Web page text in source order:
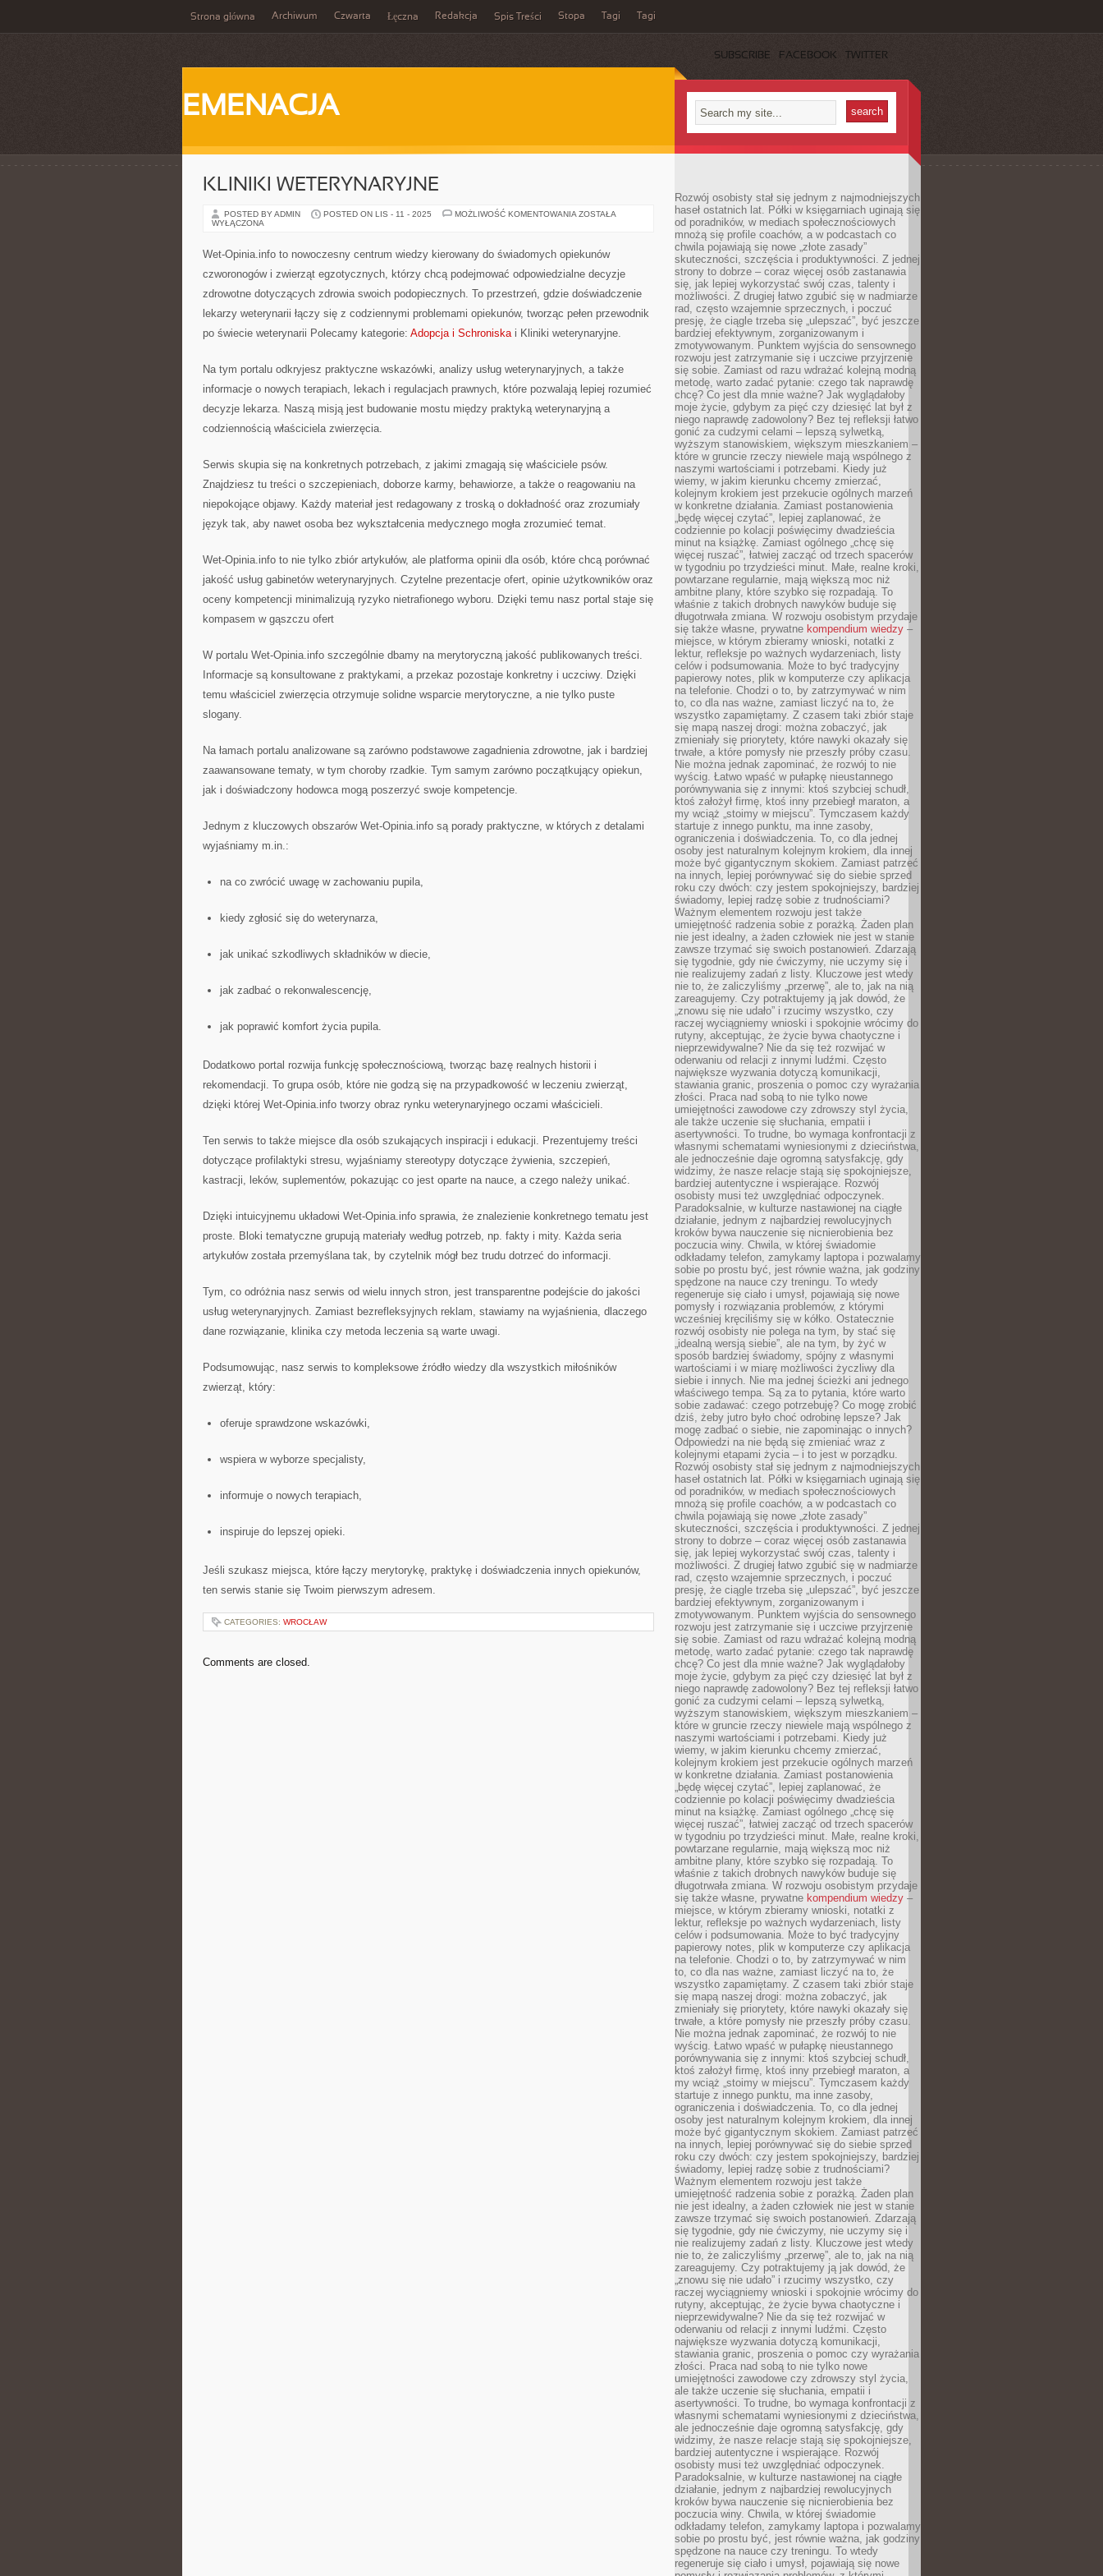
Strona główna Archiwum Czwarta Łęczna Redakcja Spis Treści Stopa Tagi Tagi
SUBSCRIBE FACEBOOK TWITTER
EMENACJA
KLINIKI WETERYNARYJNE
POSTED BY ADMIN POSTED ON LIS - 11 - 2025 MOŻLIWOŚĆ KOMENTOWANIA KLINIKI
ZOSTAŁA
WYŁĄCZONA
Wet-Opinia.info to nowoczesny centrum wiedzy kierowany do świadomych opiekunów
czworonogów i zwierząt egzotycznych, którzy chcą podejmować odpowiedzialne decyzje
zdrowotne dotyczących zdrowia swoich podopiecznych. To przestrzeń, gdzie doświadczenie
lekarzy weterynarii łączy się z codziennymi problemami opiekunów, tworząc pełen przewodnik
po świecie weterynarii Polecamy kategorie: Adopcja i Schroniskai Kliniki weterynaryjne.
Na tym portalu odkryjesz praktyczne wskazówki, analizy usług weterynaryjnych, a także
informacje o nowych terapiach, lekach i regulacjach prawnych, które pozwalają lepiej rozumieć
decyzje lekarza. Naszą misją jest budowanie mostu między praktyką weterynaryjną a
codziennością właściciela zwierzęcia.
Serwis skupia się na konkretnych potrzebach, z jakimi zmagają się właściciele psów.
Znajdziesz tu treści o szczepieniach, doborze karmy, behawiorze, a także o reagowaniu na
niepokojące objawy. Każdy materiał jest redagowany z troską o dokładność oraz zrozumiały
język tak, aby nawet osoba bez wykształcenia medycznego mogła zrozumieć temat.
Wet-Opinia.info to nie tylko zbiór artykułów, ale platforma opinii dla osób, które chcą porównać
jakość usług gabinetów weterynaryjnych. Czytelne prezentacje ofert, opinie użytkowników oraz
oceny kompetencji minimalizują ryzyko nietrafionego wyboru. Dzięki temu nasz portal staje się
kompasem w gąszczu ofert
W portalu Wet-Opinia.info szczególnie dbamy na merytoryczną jakość publikowanych treści.
Informacje są konsultowane z praktykami, a przekaz pozostaje konkretny i uczciwy. Dzięki
temu właściciel zwierzęcia otrzymuje solidne wsparcie merytoryczne, a nie tylko puste
slogany.
Na łamach portalu analizowane są zarówno podstawowe zagadnienia zdrowotne, jak i bardziej
zaawansowane tematy, w tym choroby rzadkie. Tym samym zarówno początkujący opiekun,
jak i doświadczony hodowca mogą poszerzyć swoje kompetencje.
Jednym z kluczowych obszarów Wet-Opinia.info są porady praktyczne, w których z detalami
wyjaśniamy m.in.:
na co zwrócić uwagę w zachowaniu pupila,
kiedy zgłosić się do weterynarza,
jak unikać szkodliwych składników w diecie,
jak zadbać o rekonwalescencję,
jak poprawić komfort życia pupila.
Dodatkowo portal rozwija funkcję społecznościową, tworząc bazę realnych historii i
rekomendacji. To grupa osób, które nie godzą się na przypadkowość w leczeniu zwierząt,
dzięki której Wet-Opinia.info tworzy obraz rynku weterynaryjnego oczami właścicieli.
Ten serwis to także miejsce dla osób szukających inspiracji i edukacji. Prezentujemy treści
dotyczące profilaktyki stresu, wyjaśniamy stereotypy dotyczące żywienia, szczepień,
kastracji, leków, suplementów, pokazując co jest oparte na nauce, a czego należy unikać.
Dzięki intuicyjnemu układowi Wet-Opinia.info sprawia, że znalezienie konkretnego tematu jest
proste. Bloki tematyczne grupują materiały według potrzeb, np. fakty i mity. Każda seria
artykułów została przemyślana tak, by czytelnik mógł bez trudu dotrzeć do informacji.
Tym, co odróżnia nasz serwis od wielu innych stron, jest transparentne podejście do jakości
usług weterynaryjnych. Zamiast bezrefleksyjnych reklam, stawiamy na wyjaśnienia, dlaczego
dane rozwiązanie, klinika czy metoda leczenia są warte uwagi.
Podsumowując, nasz serwis to kompleksowe źródło wiedzy dla wszystkich miłośników
zwierząt, który:
oferuje sprawdzone wskazówki,
wspiera w wyborze specjalisty,
informuje o nowych terapiach,
inspiruje do lepszej opieki.
Jeśli szukasz miejsca, które łączy merytorykę, praktykę i doświadczenia innych opiekunów,
ten serwis stanie się Twoim pierwszym adresem.
CATEGORIES: WROCŁAW
Comments are closed.
Rozwój osobisty stał się jednym z najmodniejszych
haseł ostatnich lat. Półki w księgarniach uginają się
od poradników, w mediach społecznościowych
mnożą się profile coachów, a w podcastach co
chwila pojawiają się nowe „złote zasady”
skuteczności, szczęścia i produktywności. Z jednej
strony to dobrze – coraz więcej osób zastanawia
się, jak lepiej wykorzystać swój czas, talenty i
możliwości. Z drugiej łatwo zgubić się w nadmiarze
rad, często wzajemnie sprzecznych, i poczuć
presję, że ciągle trzeba się „ulepszać”, być jeszcze
bardziej efektywnym, zorganizowanym i
zmotywowanym. Punktem wyjścia do sensownego
rozwoju jest zatrzymanie się i uczciwe przyjrzenie
się sobie. Zamiast od razu wdrażać kolejną modną
metodę, warto zadać pytanie: czego tak naprawdę
chcę? Co jest dla mnie ważne? Jak wyglądałoby
moje życie, gdybym za pięć czy dziesięć lat był z
niego naprawdę zadowolony? Bez tej refleksji łatwo
gonić za cudzymi celami – lepszą sylwetką,
wyższym stanowiskiem, większym mieszkaniem –
które w gruncie rzeczy niewiele mają wspólnego z
naszymi wartościami i potrzebami. Kiedy już
wiemy, w jakim kierunku chcemy zmierzać,
kolejnym krokiem jest przekucie ogólnych marzeń
w konkretne działania. Zamiast postanowienia
„będę więcej czytać”, lepiej zaplanować, że
codziennie po kolacji poświęcimy dwadzieścia
minut na książkę. Zamiast ogólnego „chcę się
więcej ruszać”, łatwiej zacząć od trzech spacerów
w tygodniu po trzydzieści minut. Małe, realne kroki,
powtarzane regularnie, mają większą moc niż
ambitne plany, które szybko się rozpadają. To
właśnie z takich drobnych nawyków buduje się
długotrwała zmiana. W rozwoju osobistym przydaje
się także własne, prywatne kompendium wiedzy –
miejsce, w którym zbieramy wnioski, notatki z
lektur, refleksje po ważnych wydarzeniach, listy
celów i podsumowania. Może to być tradycyjny
papierowy notes, plik w komputerze czy aplikacja
na telefonie. Chodzi o to, by zatrzymywać w nim
to, co dla nas ważne, zamiast liczyć na to, że
wszystko zapamiętamy. Z czasem taki zbiór staje
się mapą naszej drogi: można zobaczyć, jak
zmieniały się priorytety, które nawyki okazały się
trwałe, a które pomysły nie przeszły próby czasu.
Nie można jednak zapominać, że rozwój to nie
wyścig. Łatwo wpaść w pułapkę nieustannego
porównywania się z innymi: ktoś szybciej schudł,
ktoś założył firmę, ktoś inny przebiegł maraton, a
my wciąż „stoimy w miejscu”. Tymczasem każdy
startuje z innego punktu, ma inne zasoby,
ograniczenia i doświadczenia. To, co dla jednej
osoby jest naturalnym kolejnym krokiem, dla innej
może być gigantycznym skokiem. Zamiast patrzeć
na innych, lepiej porównywać się do siebie sprzed
roku czy dwóch: czy jestem spokojniejszy, bardziej
świadomy, lepiej radzę sobie z trudnościami?
Ważnym elementem rozwoju jest także
umiejętność radzenia sobie z porażką. Żaden plan
nie jest idealny, a żaden człowiek nie jest w stanie
zawsze trzymać się swoich postanowień. Zdarzają
się tygodnie, gdy nie ćwiczymy, nie uczymy się i
nie realizujemy zadań z listy. Kluczowe jest wtedy
nie to, że zaliczyliśmy „przerwę”, ale to, jak na nią
zareagujemy. Czy potraktujemy ją jak dowód, że
„znowu się nie udało” i rzucimy wszystko, czy
raczej wyciągniemy wnioski i spokojnie wrócimy do
rutyny, akceptując, że życie bywa chaotyczne i
nieprzewidywalne? Nie da się też rozwijać w
oderwaniu od relacji z innymi ludźmi. Często
największe wyzwania dotyczą komunikacji,
stawiania granic, proszenia o pomoc czy wyrażania
złości. Praca nad sobą to nie tylko nowe
umiejętności zawodowe czy zdrowszy styl życia,
ale także uczenie się słuchania, empatii i
asertywności. To trudne, bo wymaga konfrontacji z
własnymi schematami wyniesionymi z dzieciństwa,
ale jednocześnie daje ogromną satysfakcję, gdy
widzimy, że nasze relacje stają się spokojniejsze,
bardziej autentyczne i wspierające. Rozwój
osobisty musi też uwzględniać odpoczynek.
Paradoksalnie, w kulturze nastawionej na ciągłe
działanie, jednym z najbardziej rewolucyjnych
kroków bywa nauczenie się nicnierobienia bez
poczucia winy. Chwila, w której świadomie
odkładamy telefon, zamykamy laptopa i pozwalamy
sobie po prostu być, jest równie ważna, jak godziny
spędzone na nauce czy treningu. To wtedy
regeneruje się ciało i umysł, pojawiają się nowe
pomysły i rozwiązania problemów, z którymi
wcześniej kręciliśmy się w kółko. Ostatecznie
rozwój osobisty nie polega na tym, by stać się
„idealną wersją siebie”, ale na tym, by żyć w
sposób bardziej świadomy, spójny z własnymi
wartościami i w miarę możliwości życzliwy dla
siebie i innych. Nie ma jednej ścieżki ani jednego
właściwego tempa. Są za to pytania, które warto
sobie zadawać: czego potrzebuję? Co mogę zrobić
dziś, żeby jutro było choć odrobinę lepsze? Jak
mogę zadbać o siebie, nie zapominając o innych?
Odpowiedzi na nie będą się zmieniać wraz z
kolejnymi etapami życia – i to jest w porządku.
Rozwój osobisty stał się jednym z najmodniejszych
haseł ostatnich lat. Półki w księgarniach uginają się
od poradników, w mediach społecznościowych
mnożą się profile coachów, a w podcastach co
chwila pojawiają się nowe „złote zasady”
skuteczności, szczęścia i produktywności. Z jednej
strony to dobrze – coraz więcej osób zastanawia
się, jak lepiej wykorzystać swój czas, talenty i
możliwości. Z drugiej łatwo zgubić się w nadmiarze
rad, często wzajemnie sprzecznych, i poczuć
presję, że ciągle trzeba się „ulepszać”, być jeszcze
bardziej efektywnym, zorganizowanym i
zmotywowanym. Punktem wyjścia do sensownego
rozwoju jest zatrzymanie się i uczciwe przyjrzenie
się sobie. Zamiast od razu wdrażać kolejną modną
metodę, warto zadać pytanie: czego tak naprawdę
chcę? Co jest dla mnie ważne? Jak wyglądałoby
moje życie, gdybym za pięć czy dziesięć lat był z
niego naprawdę zadowolony? Bez tej refleksji łatwo
gonić za cudzymi celami – lepszą sylwetką,
wyższym stanowiskiem, większym mieszkaniem –
które w gruncie rzeczy niewiele mają wspólnego z
naszymi wartościami i potrzebami. Kiedy już
wiemy, w jakim kierunku chcemy zmierzać,
kolejnym krokiem jest przekucie ogólnych marzeń
w konkretne działania. Zamiast postanowienia
„będę więcej czytać”, lepiej zaplanować, że
codziennie po kolacji poświęcimy dwadzieścia
minut na książkę. Zamiast ogólnego „chcę się
więcej ruszać”, łatwiej zacząć od trzech spacerów
w tygodniu po trzydzieści minut. Małe, realne kroki,
powtarzane regularnie, mają większą moc niż
ambitne plany, które szybko się rozpadają. To
właśnie z takich drobnych nawyków buduje się
długotrwała zmiana. W rozwoju osobistym przydaje
się także własne, prywatne kompendium wiedzy –
miejsce, w którym zbieramy wnioski, notatki z
lektur, refleksje po ważnych wydarzeniach, listy
celów i podsumowania. Może to być tradycyjny
papierowy notes, plik w komputerze czy aplikacja
na telefonie. Chodzi o to, by zatrzymywać w nim
to, co dla nas ważne, zamiast liczyć na to, że
wszystko zapamiętamy. Z czasem taki zbiór staje
się mapą naszej drogi: można zobaczyć, jak
zmieniały się priorytety, które nawyki okazały się
trwałe, a które pomysły nie przeszły próby czasu.
Nie można jednak zapominać, że rozwój to nie
wyścig. Łatwo wpaść w pułapkę nieustannego
porównywania się z innymi: ktoś szybciej schudł,
ktoś założył firmę, ktoś inny przebiegł maraton, a
my wciąż „stoimy w miejscu”. Tymczasem każdy
startuje z innego punktu, ma inne zasoby,
ograniczenia i doświadczenia. To, co dla jednej
osoby jest naturalnym kolejnym krokiem, dla innej
może być gigantycznym skokiem. Zamiast patrzeć
na innych, lepiej porównywać się do siebie sprzed
roku czy dwóch: czy jestem spokojniejszy, bardziej
świadomy, lepiej radzę sobie z trudnościami?
Ważnym elementem rozwoju jest także
umiejętność radzenia sobie z porażką. Żaden plan
nie jest idealny, a żaden człowiek nie jest w stanie
zawsze trzymać się swoich postanowień. Zdarzają
się tygodnie, gdy nie ćwiczymy, nie uczymy się i
nie realizujemy zadań z listy. Kluczowe jest wtedy
nie to, że zaliczyliśmy „przerwę”, ale to, jak na nią
zareagujemy. Czy potraktujemy ją jak dowód, że
„znowu się nie udało” i rzucimy wszystko, czy
raczej wyciągniemy wnioski i spokojnie wrócimy do
rutyny, akceptując, że życie bywa chaotyczne i
nieprzewidywalne? Nie da się też rozwijać w
oderwaniu od relacji z innymi ludźmi. Często
największe wyzwania dotyczą komunikacji,
stawiania granic, proszenia o pomoc czy wyrażania
złości. Praca nad sobą to nie tylko nowe
umiejętności zawodowe czy zdrowszy styl życia,
ale także uczenie się słuchania, empatii i
asertywności. To trudne, bo wymaga konfrontacji z
własnymi schematami wyniesionymi z dzieciństwa,
ale jednocześnie daje ogromną satysfakcję, gdy
widzimy, że nasze relacje stają się spokojniejsze,
bardziej autentyczne i wspierające. Rozwój
osobisty musi też uwzględniać odpoczynek.
Paradoksalnie, w kulturze nastawionej na ciągłe
działanie, jednym z najbardziej rewolucyjnych
kroków bywa nauczenie się nicnierobienia bez
poczucia winy. Chwila, w której świadomie
odkładamy telefon, zamykamy laptopa i pozwalamy
sobie po prostu być, jest równie ważna, jak godziny
spędzone na nauce czy treningu. To wtedy
regeneruje się ciało i umysł, pojawiają się nowe